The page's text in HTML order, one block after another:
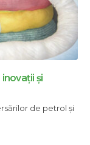
petrol și
nov.